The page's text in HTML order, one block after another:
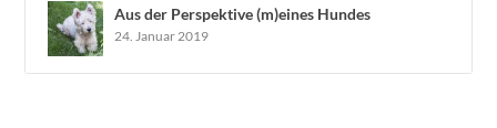
Aus der Perspektive (m)eines Hundes
24. Januar 2019